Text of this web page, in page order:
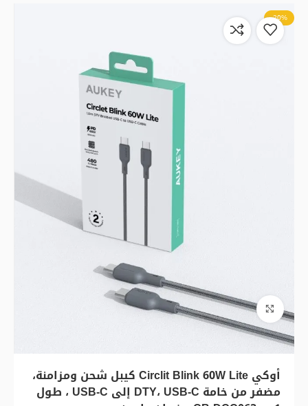
-20%
اضغط للتكبير
أوكي Circlit Blink 60W Lite كيبل شحن ومزامنة،
مضفر من خامة DTY، USB-C إلى USB-C ، طول